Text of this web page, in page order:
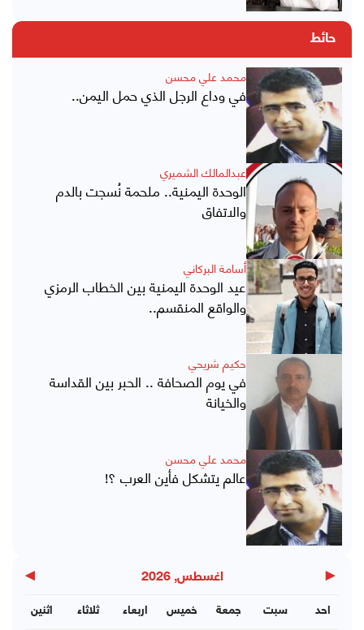
حائط
محمد علي محسن
في وداع الرجل الذي حمل اليمن..
عبدالمالك الشميري
الوحدة اليمنية.. ملحمة نُسجت بالدم
والاتفاق
أسامة البركاني
عيد الوحدة اليمنية بين الخطاب الرمزي
والواقع المنقسم..
حكيم شريحي
في يوم الصحافة .. الحبر بين القداسة
والخيانة
محمد علي محسن
عالم يتشكل فأين العرب ؟!
◀ اغسطس, 2026 ▶
اثنين ثلاثاء اربعاء خميس جمعة سبت احد